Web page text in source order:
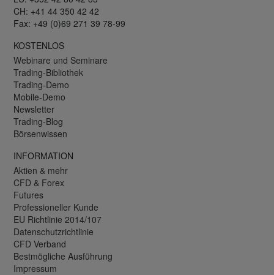
CH: +41 44 350 42 42
Fax: +49 (0)69 271 39 78-99
KOSTENLOS
Webinare und Seminare
Trading-Bibliothek
Trading-Demo
Mobile-Demo
Newsletter
Trading-Blog
Börsenwissen
INFORMATION
Aktien & mehr
CFD & Forex
Futures
Professioneller Kunde
EU Richtlinie 2014/107
Datenschutzrichtlinie
CFD Verband
Bestmögliche Ausführung
Impressum